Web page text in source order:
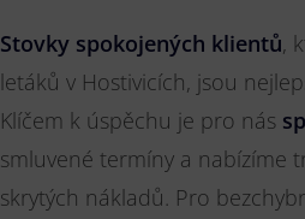
Stovky spokojených klientů,
letáků v Hostivicích, jsou
Klíčem k úspěchu je pro nás
smluvené termíny a nabízíme
skrytých nákladů. Pro